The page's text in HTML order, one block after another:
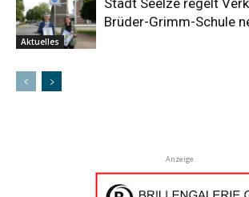
Aktuelles
Brüder-Grimm-Schule
Anzeige